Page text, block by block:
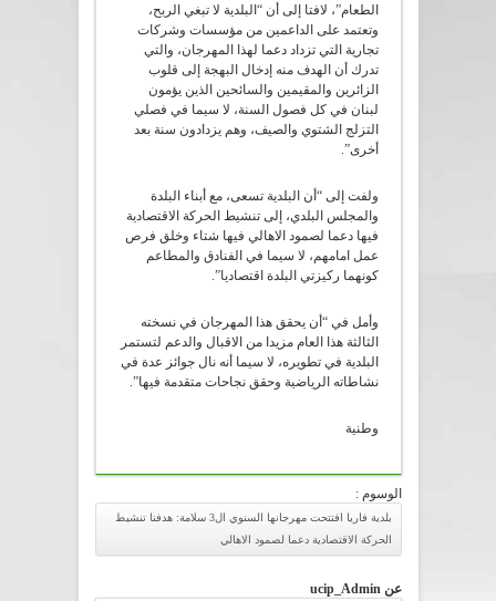
الطعام”، لافتا إلى أن “البلدية لا تبغي الربح،
وتعتمد على الداعمين من مؤسسات وشركات
تجارية التي تزداد دعما لهذا المهرجان، والتي
تدرك أن الهدف منه إدخال البهجة إلى قلوب
الزائرين والمقيمين والسائحين الذين يؤمون
لبنان في كل فصول السنة، لا سيما في فصلي
التزلج الشتوي والصيف، وهم يزدادون سنة بعد
أخرى”.
ولفت إلى “أن البلدية تسعى، مع أبناء البلدة
والمجلس البلدي، إلى تنشيط الحركة الاقتصادية
فيها دعما لصمود الاهالي فيها شتاء وخلق فرص
عمل امامهم، لا سيما في الفنادق والمطاعم
كونهما ركيزتي البلدة اقتصاديا”.
وأمل في “أن يحقق هذا المهرجان في نسخته
الثالثة هذا العام مزيدا من الاقبال والدعم لتستمر
البلدية في تطويره، لا سيما أنه نال جوائز عدة في
نشاطاته الرياضية وحقق نجاحات متقدمة فيها”.
وطنية
الوسوم :
بلدية فاريا افتتحت مهرجانها السنوي ال3 سلامة: هدفنا تنشيط
الحركة الاقتصادية دعما لصمود الاهالي
عن ucip_Admin